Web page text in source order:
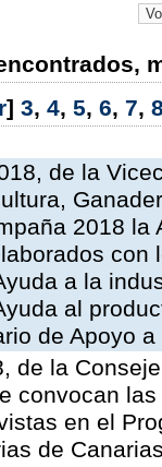
] 3, 4, 5, 6, 7,
de la
2018
a la
al
de Apoyo
de la
convocan
en el
de